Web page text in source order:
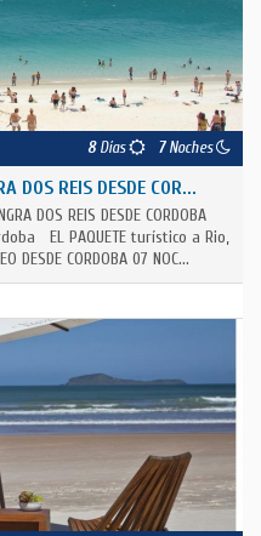
8Días 7Noches
DOS REIS DESDE COR...
DOS REIS DESDE CORDOBA
EL PAQUETE turístico a Rio,
DESDE CORDOBA 07 NOC...